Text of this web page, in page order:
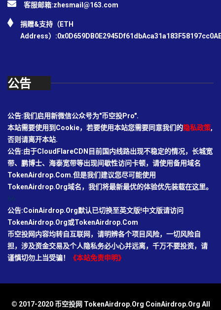
客服邮箱:zhesmail@163.com
捐赠&支持（ETH
Address）
公告
公告:我们启用新微信公众号为"币空投Pro".
本站需要使用到Cookie，若要使用本站您需要同意我们的隐私政策,
否则请离开本站.
公告:由于CloudFlareCDN目前国内线路出现不稳定的情况，长城宽
带、鹏博士、海泰宽带等出现间歇性访问卡顿，请使用备用域名
TokenAirdrop.Com.但是我们建议您尽可能使用
TokenAirdrop.Org域名，我们将最新最优的体验优先装载在这里。
公告:CoinAirdrop.Org默认已切换至英文版!中文版请访问
TokenAirdrop.Org或TokenAirdrop.Com
币空投网内容均转自互联网，请明辨各个项目风险，一切风险自
担，涉及资金交易及个人隐私务必小心并远离，千万不要投资，请
谨慎切勿上当受骗！
《本站免责申明》
© 2017-2020 币空投网 TokenAirdrop.Org CoinAirdrop.Org All